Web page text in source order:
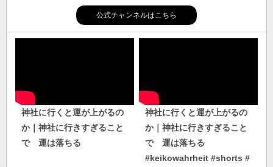
公式チャンネルはこちら
神社に行くと運が上がるの
か｜神社に行きすぎること
で 運は落ちる
神社に行くと運が上がるの
か｜神社に行きすぎること
で 運は落ちる
#keikowahrheit #shorts #